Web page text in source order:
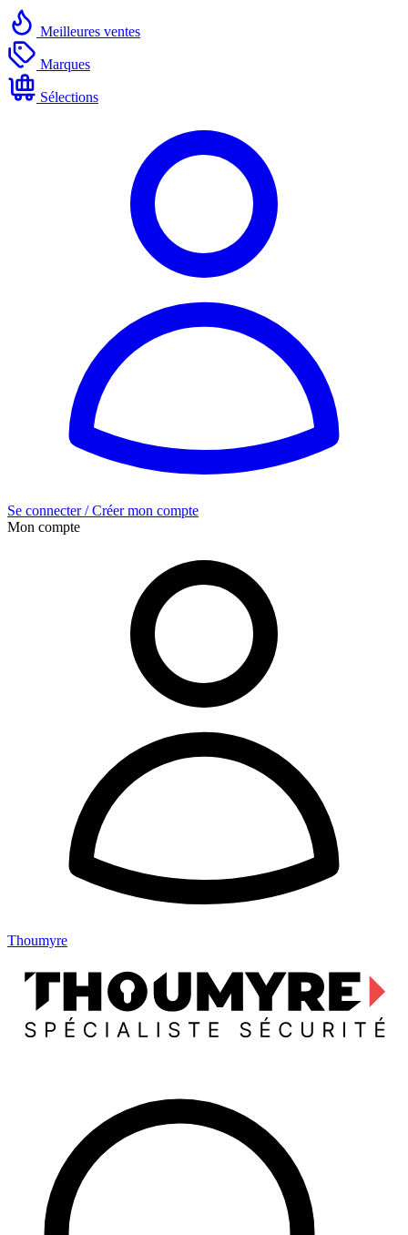
Meilleures ventes
Marques
Sélections
Se connecter / Créer mon compte
Mon compte
Thoumyre